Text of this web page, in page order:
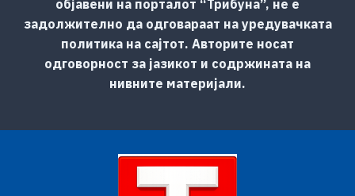
објавени на порталот “Трибуна”, не е
задолжително да одговараат на уредувачката
политика на сајтот. Авторите носат
одговорност за јазикот и содржината на
нивните материјали.